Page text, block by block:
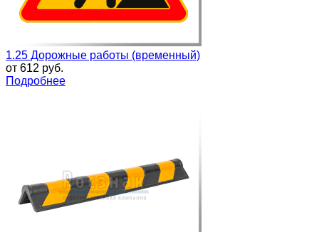
1.25 Дорожные работы (временный)
от 612 руб.
Подробнее